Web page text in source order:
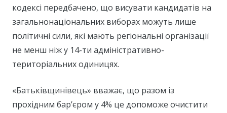
кодексі передбачено, що висувати кандидатів на
загальнонаціональних виборах можуть лише
політичні сили, які мають регіональні організації
не менш ніж у 14-ти адміністративно-
територіальних одиницях.
«Батьківщинівець» вважає, що разом із
прохідним бар’єром у 4% це допоможе очистити